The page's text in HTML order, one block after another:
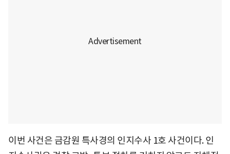
이번 사건은 금감원 특사경의 인지수사 1호 사건이다. 인